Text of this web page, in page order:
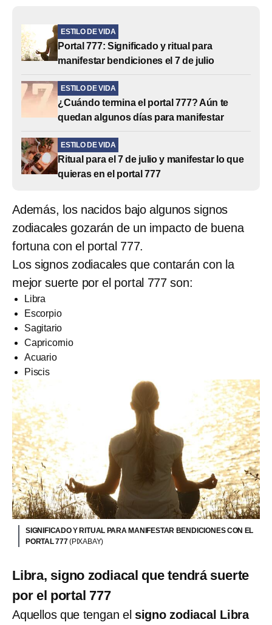
ESTILO DE VIDA
Portal 777: Significado y ritual para
manifestar bendiciones el 7 de julio
ESTILO DE VIDA
¿Cuándo termina el portal 777? Aún te
quedan algunos días para manifestar
ESTILO DE VIDA
Ritual para el 7 de julio y manifestar lo que
quieras en el portal 777
Además, los nacidos bajo algunos signos
zodiacales gozarán de un impacto de buena
fortuna con el portal 777.
Los signos zodiacales que contarán con la
mejor suerte por el portal 777 son:
Libra
Escorpio
Sagitario
Capricornio
Acuario
Piscis
SIGNIFICADO Y RITUAL PARA MANIFESTAR BENDICIONES CON EL
PORTAL 777(PIXABAY)
Libra, signo zodiacal que tendrá suerte
por el portal 777
Aquellos que tengan el signo zodiacal Libra